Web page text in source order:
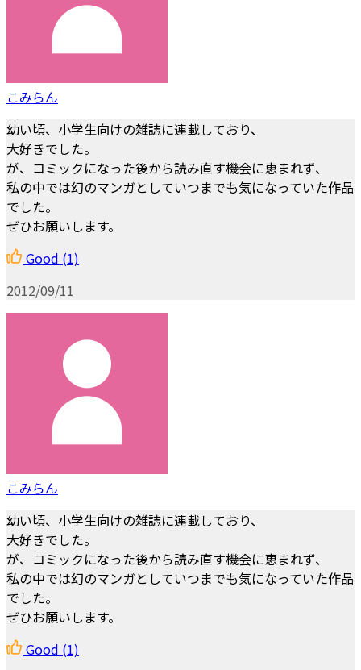
こみらん
幼い頃、小学生向けの雑誌に連載しており、
大好きでした。
が、コミックになった後から読み直す機会に恵まれず、
私の中では幻のマンガとしていつまでも気になっていた作品
でした。
ぜひお願いします。
Good (1)
2012/09/11
こみらん
幼い頃、小学生向けの雑誌に連載しており、
大好きでした。
が、コミックになった後から読み直す機会に恵まれず、
私の中では幻のマンガとしていつまでも気になっていた作品
でした。
ぜひお願いします。
Good (1)